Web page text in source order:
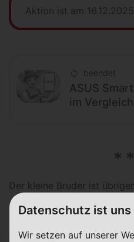
Aktion ist am
beendet
ASUS
im Vergleich
Der kleine Bruder ist
beendet
Datenschutz ist
Wir setzen auf unserer